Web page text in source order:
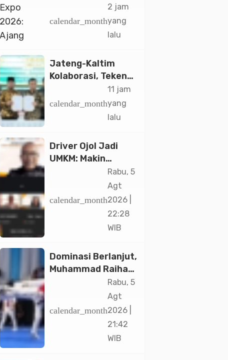
Silaturahim dan
Kebangkitan
Ekonomi Halal di
calendar_month
2 jam
yang
lalu
Jateng-Kaltim
Kolaborasi, Teken
19 Kerja Sama
Ekonomi Senilai Rp
calendar_month
11 jam
yang
lalu
Driver Ojol Jadi
UMKM: Makin
Sejahtera atau
Temuan Diskusi
calendar_month
Rabu, 5
Agt
2026 |
22:28
WIB
Dominasi Berlanjut,
Muhammad Raihan
Fadila Sabet Emas
Kyorugi di Asian
Taekwondo
Indonesia Open
calendar_month
Rabu, 5
Agt
2026 |
21:42
WIB